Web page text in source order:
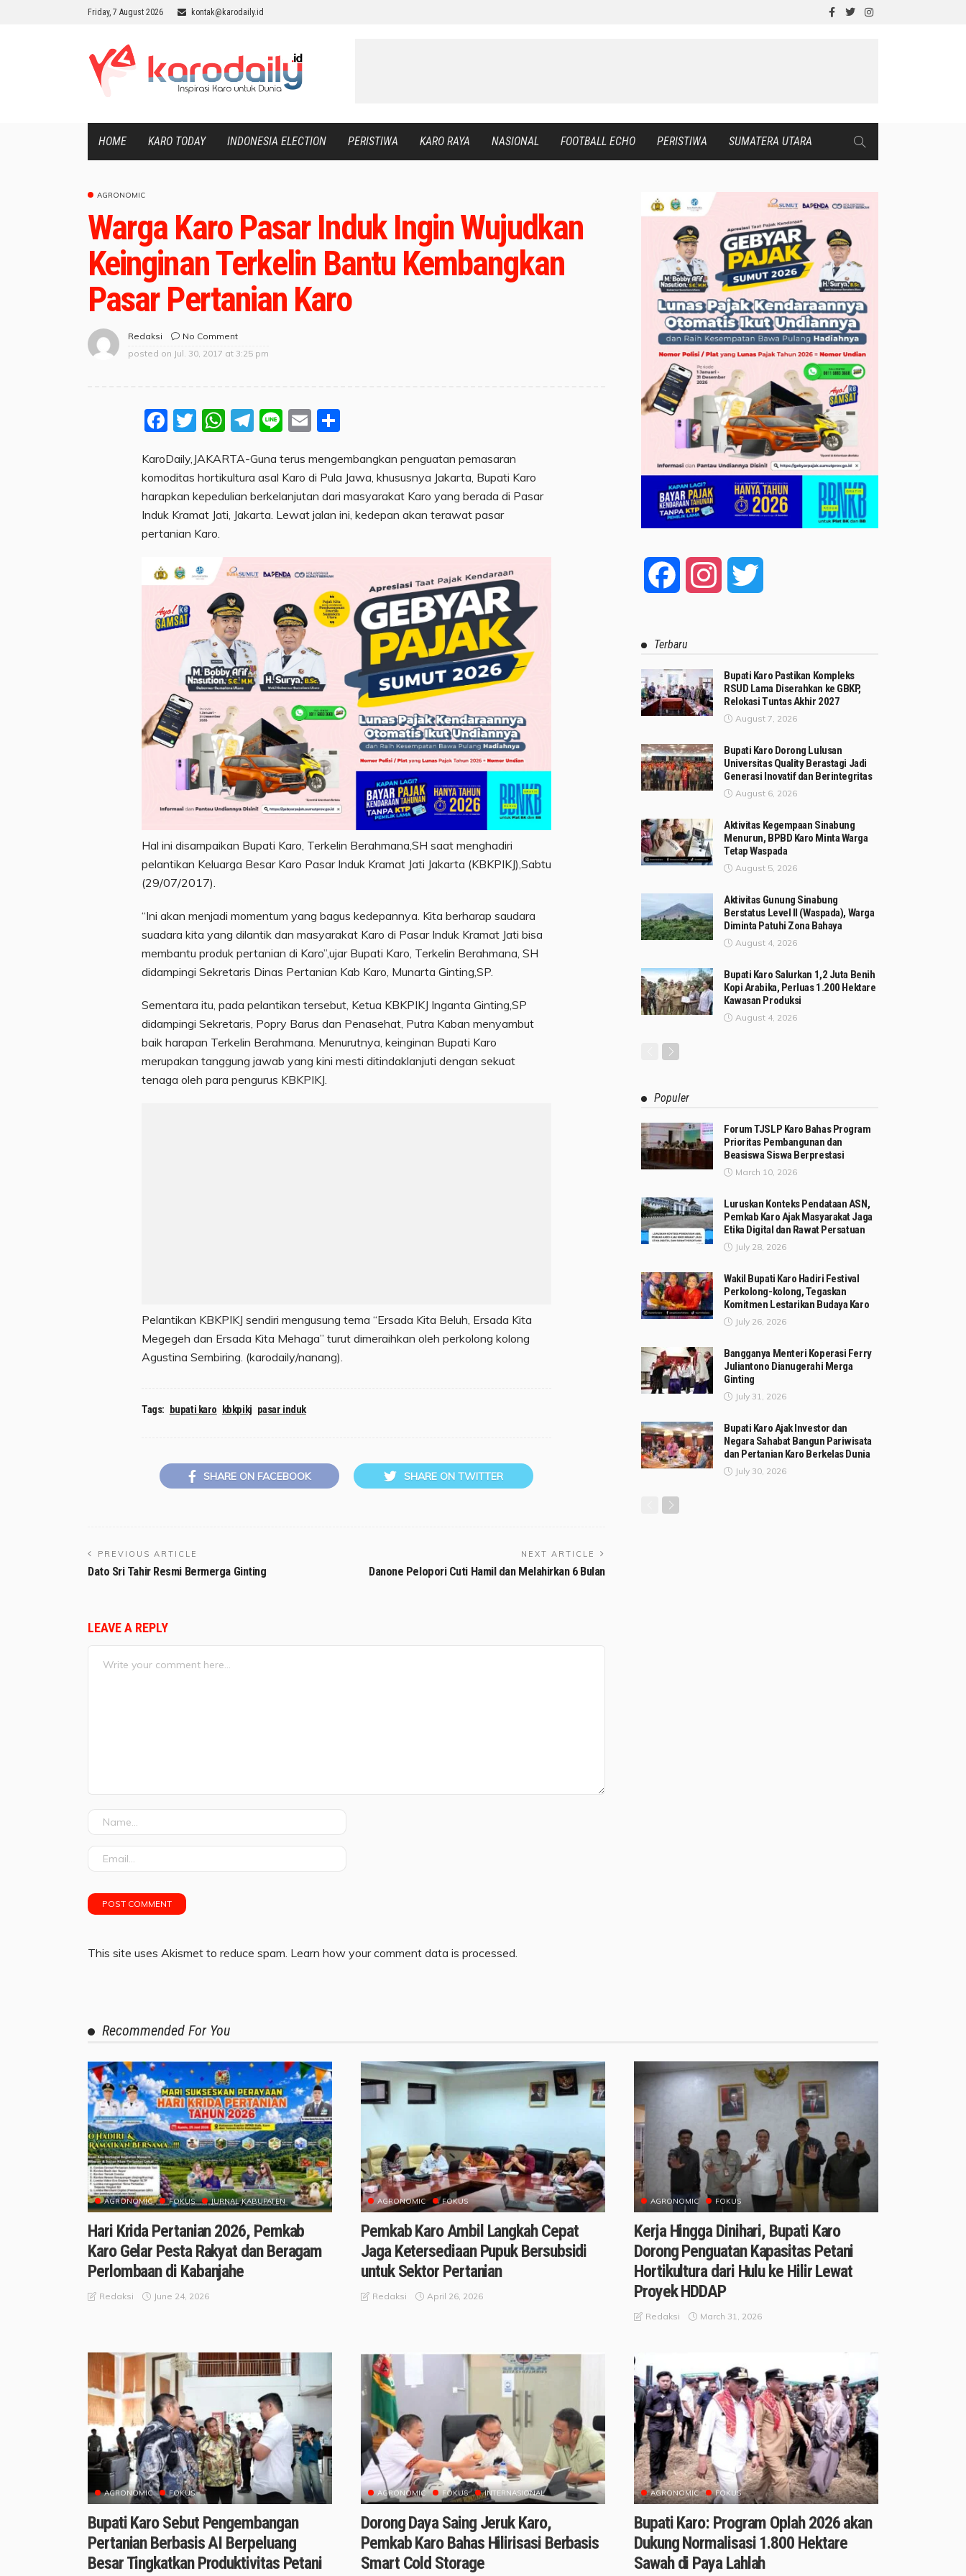
Friday, 7 August 2026 kontak@karodaily.id
HOME KARO TODAY INDONESIA ELECTION PERISTIWA KARO RAYA NASIONAL FOOTBALL ECHO PERISTIWA SUMATERA UTARA
AGRONOMIC
Warga Karo Pasar Induk Ingin Wujudkan
Keinginan Terkelin Bantu Kembangkan
Pasar Pertanian Karo
Redaksi
No Comment
posted on Jul. 30, 2017 at 3:25 pm
Facebook
Twitter
WhatsApp
Telegram
LineEmail
KaroDaily,JAKARTA-Guna terus mengembangkan penguatan pemasaran
komoditas hortikultura asal Karo di Pula Jawa, khususnya Jakarta, Bupati Karo
harapkan kepedulian berkelanjutan dari masyarakat Karo yang berada di Pasar
Induk Kramat Jati, Jakarta. Lewat jalan ini, kedepan akan terawat pasar
pertanian Karo.
Hal ini disampaikan Bupati Karo, Terkelin Berahmana,SH saat menghadiri
pelantikan Keluarga Besar Karo Pasar Induk Kramat Jati Jakarta (KBKPIKJ),Sabtu
(29/07/2017).
“Ini akan menjadi momentum yang bagus kedepannya. Kita berharap saudara
suadara kita yang dilantik dan masyarakat Karo di Pasar Induk Kramat Jati bisa
membantu produk pertanian di Karo”,ujar Bupati Karo, Terkelin Berahmana, SH
didampingi Sekretaris Dinas Pertanian Kab Karo, Munarta Ginting,SP.
Sementara itu, pada pelantikan tersebut, Ketua KBKPIKJ Inganta Ginting,SP
didampingi Sekretaris, Popry Barus dan Penasehat, Putra Kaban menyambut
baik harapan Terkelin Berahmana. Menurutnya, keinginan Bupati Karo
merupakan tanggung jawab yang kini mesti ditindaklanjuti dengan sekuat
tenaga oleh para pengurus KBKPIKJ.
Pelantikan KBKPIKJ sendiri mengusung tema “Ersada Kita Beluh, Ersada Kita
Megegeh dan Ersada Kita Mehaga” turut dimeraihkan oleh perkolong kolong
Agustina Sembiring. (karodaily/nanang).
Tags: bupati karo kbkpikj pasar induk
SHARE ON FACEBOOK SHARE ON TWITTER
PREVIOUS ARTICLE
Dato Sri Tahir Resmi Bermerga Ginting
NEXT ARTICLE
Danone Pelopori Cuti Hamil dan Melahirkan 6 Bulan
LEAVE A REPLY
This site uses Akismet to reduce spam. Learn how your comment data is processed.
Facebook Instagram
Terbaru
Bupati Karo Pastikan Kompleks
RSUD Lama Diserahkan ke GBKP,
Relokasi Tuntas Akhir 2027
August 7, 2026
Bupati Karo Dorong Lulusan
Universitas Quality Berastagi Jadi
Generasi Inovatif dan Berintegritas
August 6, 2026
Aktivitas Kegempaan Sinabung
Menurun, BPBD Karo Minta Warga
Tetap Waspada
August 5, 2026
Aktivitas Gunung Sinabung
Berstatus Level II (Waspada), Warga
Diminta Patuhi Zona Bahaya
August 4, 2026
Bupati Karo Salurkan 1,2 Juta Benih
Kopi Arabika, Perluas 1.200 Hektare
Kawasan Produksi
August 4, 2026
Populer
Forum TJSLP Karo Bahas Program
Prioritas Pembangunan dan
Beasiswa Siswa Berprestasi
March 10, 2026
Luruskan Konteks Pendataan ASN,
Pemkab Karo Ajak Masyarakat Jaga
Etika Digital dan Rawat Persatuan
July 28, 2026
Wakil Bupati Karo Hadiri Festival
Perkolong-kolong, Tegaskan
Komitmen Lestarikan Budaya Karo
July 26, 2026
Bangganya Menteri Koperasi Ferry
Juliantono Dianugerahi Merga
Ginting
July 31, 2026
Bupati Karo Ajak Investor dan
Negara Sahabat Bangun Pariwisata
dan Pertanian Karo Berkelas Dunia
July 30, 2026
Recommended For You
AGRONOMIC FOKUS JURNAL KABUPATEN
Hari Krida Pertanian 2026, Pemkab
Karo Gelar Pesta Rakyat dan Beragam
Perlombaan di Kabanjahe
Redaksi June 24, 2026
AGRONOMIC FOKUS
Pemkab Karo Ambil Langkah Cepat
Jaga Ketersediaan Pupuk Bersubsidi
untuk Sektor Pertanian
Redaksi April 26, 2026
AGRONOMIC FOKUS
Kerja Hingga Dinihari, Bupati Karo
Dorong Penguatan Kapasitas Petani
Hortikultura dari Hulu ke Hilir Lewat
Proyek HDDAP
Redaksi March 31, 2026
AGRONOMIC FOKUS
Bupati Karo Sebut Pengembangan
Pertanian Berbasis AI Berpeluang
Besar Tingkatkan Produktivitas Petani
AGRONOMIC FOKUS INTERNASIONAL
Dorong Daya Saing Jeruk Karo,
Pemkab Karo Bahas Hilirisasi Berbasis
Smart Cold Storage
AGRONOMIC FOKUS
Bupati Karo: Program Oplah 2026 akan
Dukung Normalisasi 1.800 Hektare
Sawah di Paya Lahlah